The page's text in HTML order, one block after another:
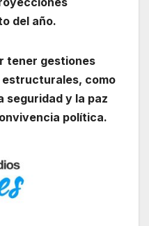
del año.
tener gestiones
estructurales, como
seguridad y la paz
política.